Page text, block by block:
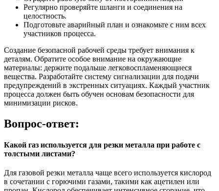
Регулярно проверяйте шланги и соединения на
целостность.
Подготовьте аварийный план и ознакомьте с ним всех
участников процесса.
Создание безопасной рабочей среды требует внимания к
деталям. Обратите особое внимание на окружающие
материалы: держите подальше легковоспламеняющиеся
вещества. Разработайте систему сигнализации для подачи
предупреждений в экстренных ситуациях. Каждый участник
процесса должен быть обучен основам безопасности для
минимизации рисков.
Вопрос-ответ:
Какой газ используется для резки металла при работе с
толстыми листами?
Для газовой резки металла чаще всего используется кислород
в сочетании с горючими газами, такими как ацетилен или